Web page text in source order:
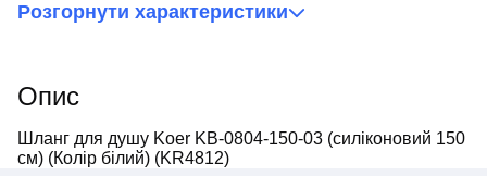
Розгорнути характеристики
Опис
Шланг для душу Koer KB-0804-150-03 (силіконовий 150
см) (Колір білий) (KR4812)